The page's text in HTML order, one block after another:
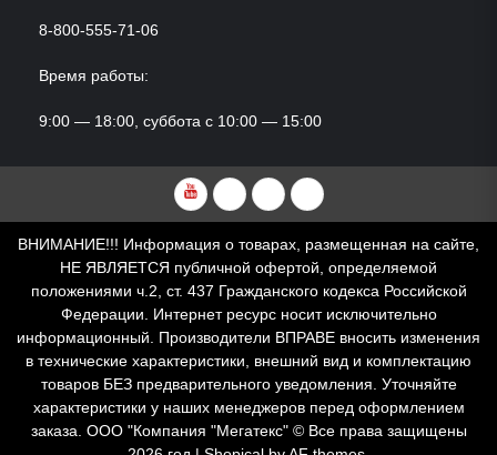
8-800-555-71-06
Время работы:
9:00 — 18:00, суббота с 10:00 — 15:00
YouTubeVKvideoRuTubeDzen
ВНИМАНИЕ!!! Информация о товарах, размещенная на сайте,
НЕ ЯВЛЯЕТСЯ публичной офертой, определяемой
положениями ч.2, ст. 437 Гражданского кодекса Российской
Федерации. Интернет ресурс носит исключительно
информационный. Производители ВПРАВЕ вносить изменения
в технические характеристики, внешний вид и комплектацию
товаров БЕЗ предварительного уведомления. Уточняйте
характеристики у наших менеджеров перед оформлением
заказа. ООО "Компания "Мегатекс" © Все права защищены